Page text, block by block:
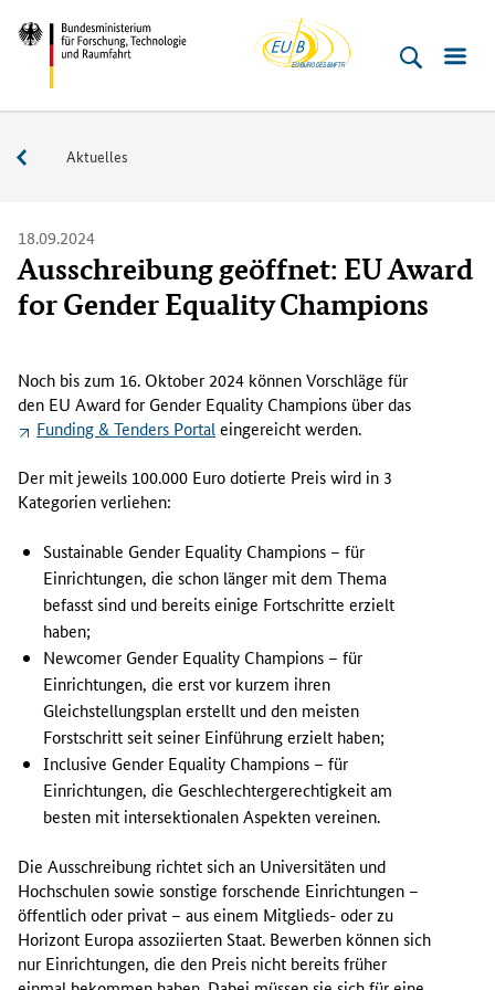
Direkt
zum
Inhalt
(Eingabetaste)
Direkt
zum
Hauptmenu
(Eingabetaste)
Direkt
zur
Suche
(Eingabetaste)
Direkt
zur
Fußleiste
(Enter)
Bundesministerium
Technologie
Buero
Service
Aktuelles
18.09.2024
Ausschreibung geöffnet: EU Award
for Gender Equality Champions
e
r
e
i
n
K
g
o
r
i
e
n
Noch bis zum 16. Oktober 2024 können Vorschläge für
den EU Award for Gender Equality Champions über das
Funding & Tenders Portal eingereicht werden.
Der mit jeweils 100.000 Euro dotierte Preis wird in 3
Kategorien verliehen:
Sustainable Gender Equality Champions– für
Einrichtungen, die schon länger mit dem Thema
befasst sind und bereits einige Fortschritte erzielt
haben;
Newcomer Gender Equality Champions– für
Einrichtungen, die erst vor kurzem ihren
Gleichstellungsplan erstellt und den meisten
Forstschritt seit seiner Einführung erzielt haben;
Inclusive Gender Equality Champions– für
Einrichtungen, die Geschlechtergerechtigkeit am
besten mit intersektionalen Aspekten vereinen.
Die Ausschreibung richtet sich an Universitäten und
Hochschulen sowie sonstige forschende Einrichtungen –
öffentlich oder privat – aus einem Mitglieds- oder zu
Horizont Europa assoziierten Staat. Bewerben können sich
nur Einrichtungen, die den Preis nicht bereits früher